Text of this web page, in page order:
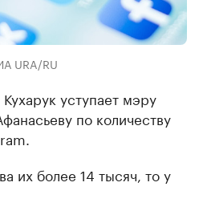
URA/RU
уступает мэру
по количеству
их более 14 тысяч, то у